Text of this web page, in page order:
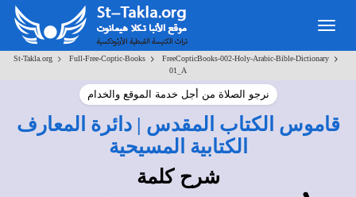
Toggle
navigation
St-Takla.org> Full-Free-Coptic-Books> FreeCopticBooks-002-Holy-Arabic-Bible-Dictionary>
01_A
نرجو الصلاة من أجل خدمة الموقع والخدام
قاموس الكتاب المقدس | دائرة المعارف
الكتابية المسيحية
شرح كلمة